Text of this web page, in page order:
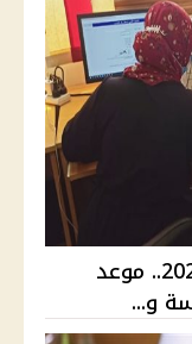
نتيجة تنسيق المرحلة الأولى 2026.. موعد
و...